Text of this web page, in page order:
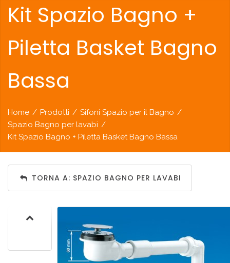
Kit Spazio Bagno +
Piletta Basket Bagno
Bassa
Home / Prodotti / Sifoni Spazio per il Bagno /
Spazio Bagno per lavabi /
Kit Spazio Bagno + Piletta Basket Bagno Bassa
TORNA A: SPAZIO BAGNO PER LAVABI